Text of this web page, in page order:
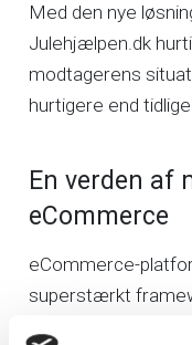
Med den nye
Julehjælpen.dk
modtagerens
hurtigere end
En verden af
eCommerce
eCommerce-
superstærkt